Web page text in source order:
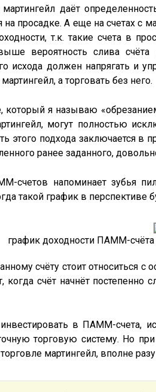
даёт
на просадке. А еще на счетах
т.к. такие счета в
вероятность слива
исхода должен напрягать
а торговать без него.
который я называю
могут полностью
этого подхода заключается
ранее заданного,
счетов напоминает зубья
такой график в перспективе
график доходности ПАММ-счёта
счёту стоит относиться с
счёт начнёт постепенно
инвестировать в ПАММ-счета,
торговую систему. Но
мартингейл, вполне